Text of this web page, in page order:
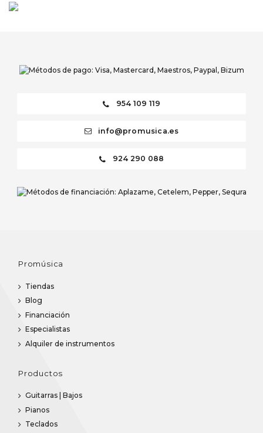
954 109 119
info@promusica.es
924 290 088
Promúsica
Tiendas
Blog
Financiación
Especialistas
Alquiler de instrumentos
Productos
Guitarras | Bajos
Pianos
Teclados